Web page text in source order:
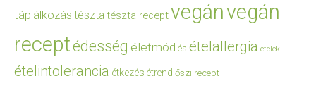
táplálkozás tészta tészta receptvegánvegán
receptédesség életmód és ételallergia ételek
ételintolerancia étkezés étrend őszi recept